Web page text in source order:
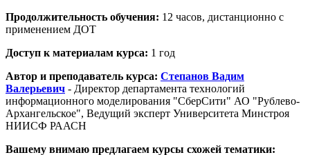
Продолжительность обучения: 12 часов, дистанционно с
применением ДОТ
Доступ к материалам курса: 1 год
Автор и преподаватель курса: Степанов Вадим
Валерьевич - Директор департамента технологий
информационного моделирования "СберСити" АО "Рублево-
Архангельское", Ведущий эксперт Университета Минстроя
НИИСФ РААСН
Вашему внимаю предлагаем курсы схожей тематики: